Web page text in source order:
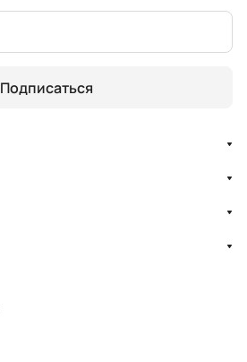
Подписаться